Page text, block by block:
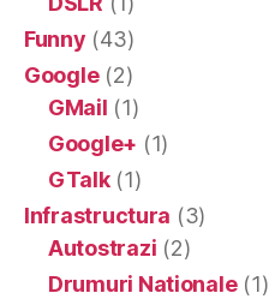
Funny (43)
Google(2)
GMail (1)
Google+ (1)
GTalk(1)
Infrastructura (3)
Autostrazi (2)
Drumuri Nationale(1)